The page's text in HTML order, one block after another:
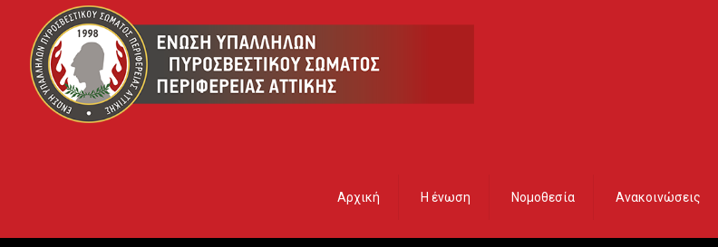
Αρχική Η ένωση Νομοθεσία Ανακοινώσεις